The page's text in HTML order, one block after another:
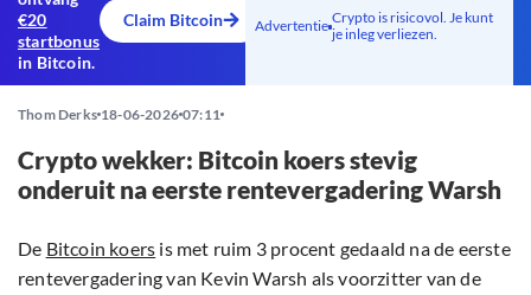
€20
startbonus
in Bitcoin.
Claim Bitcoin Advertentie Crypto is risicovol. Je kunt
je inleg verliezen.
Thom Derks 18-06-2026 07:11
Crypto wekker: Bitcoin koers stevig
onderuit na eerste rentevergadering Warsh
De Bitcoin koers is met ruim 3 procent gedaald na de eerste
rentevergadering van Kevin Warsh als voorzitter van de